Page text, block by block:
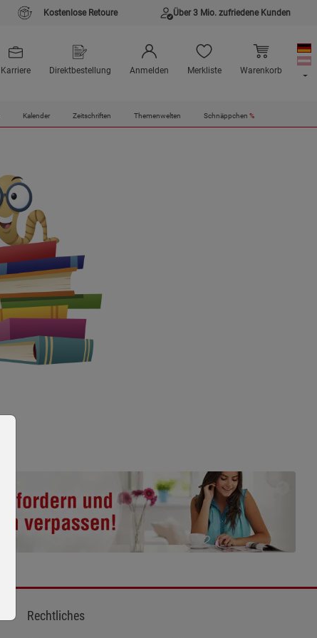
Kostenlose Retoure Über 3 Mio. zufriedene Kunden
Karriere Direktbestellung Anmelden Merkliste Warenkorb
Kalender Zeitschriften Themenwelten Schnäppchen %
Rechtliches